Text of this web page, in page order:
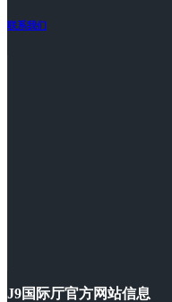
联系我们
J9国际厅官方网站信息